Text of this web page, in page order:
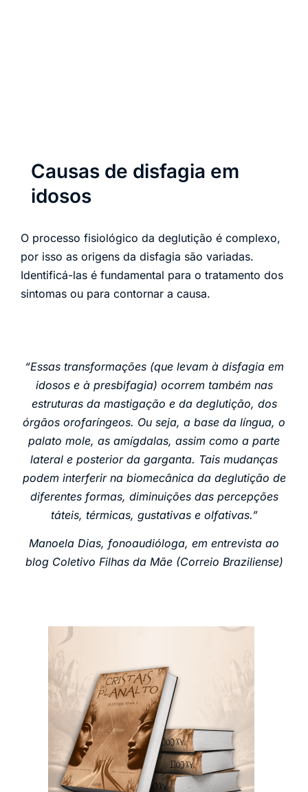
Causas de disfagia em
idosos
O processo fisiológico da deglutição é complexo,
por isso as origens da disfagia são variadas.
Identificá-las é fundamental para o tratamento dos
sintomas ou para contornar a causa.
“Essas transformações (que levam à disfagia em
idosos e à presbifagia) ocorrem também nas
estruturas da mastigação e da deglutição, dos
órgãos orofaríngeos. Ou seja, a base da língua, o
palato mole, as amígdalas, assim como a parte
lateral e posterior da garganta. Tais mudanças
podem interferir na biomecânica da deglutição de
diferentes formas, diminuições das percepções
táteis, térmicas, gustativas e olfativas.”
Manoela Dias, fonoaudióloga, em entrevista ao
blog Coletivo Filhas da Mãe (Correio Braziliense)